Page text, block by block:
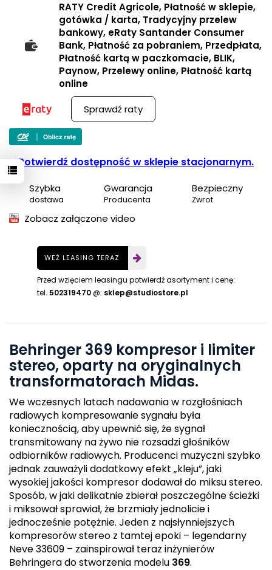
RATY Credit Agricole, Płatność w sklepie,
gotówka / karta, Tradycyjny przelew
bankowy, eRaty Santander Consumer
Bank, Płatność za pobraniem, Przedpłata,
Płatność kartą w paczkomacie, BLIK,
Paynow, Przelewy online, Płatność kartą
online
Sprawdź raty
Potwierdź dostępność w sklepie stacjonarnym.
Szybka
dostawa
Gwarancja
Producenta
Bezpieczny
Zwrot
Zobacz załączone video
WEŹ LEASING TERAZ
Przed wzięciem leasingu potwierdź asortyment i cenę:
tel. 502319470 @: sklep@studiostore.pl
Behringer 369 kompresor i limiter
stereo, oparty na oryginalnych
transformatorach Midas.
We wczesnych latach nadawania w rozgłośniach
radiowych kompresowanie sygnału była
koniecznością, aby upewnić się, że sygnał
transmitowany na żywo nie rozsadzi głośników
odbiorników radiowych. Producenci muzyczni szybko
jednak zauważyli dodatkowy efekt „kleju”, jaki
wysokiej jakości kompresor dodawał do miksu stereo.
Sposób, w jaki delikatnie zbierał poszczególne ścieżki
i miksował sprawiał, że brzmiały jednolicie i
jednocześnie potężnie. Jeden z najsłynniejszych
kompresorów stereo z tamtej epoki – legendarny
Neve 33609 – zainspirował teraz inżynierów
Behringera do stworzenia modelu 369.